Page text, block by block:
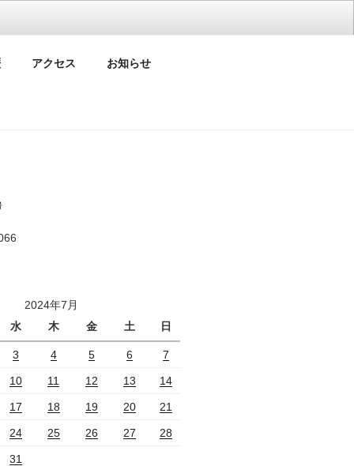
う－
アクセス お知らせ
2024年7月
水
木 金 土 日
3 4 5 6 7
10 11 12 13 14
17 18 19 20 21
24 25 26 27 28
31